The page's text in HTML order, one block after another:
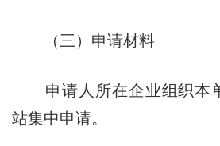
（三）申请材料
申请人所在企业组织本
站集中申请。